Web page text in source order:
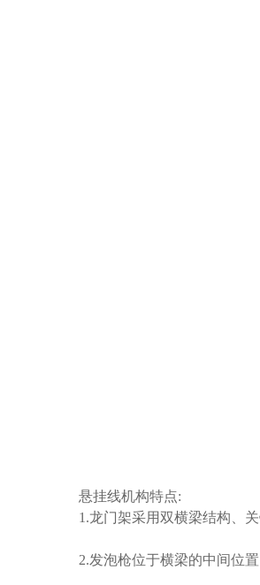
悬挂线机构特点:
1.龙门架采用双横梁结构、
2.发泡枪位于横梁的中间位